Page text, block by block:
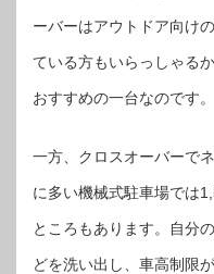
ーバーはアウトドア向け
ている方もいらっしゃる
おすすめの一台なのです。
一方、クロスオーバーで
に多い機械式駐車場では
ところもあります。自分
どを洗い出し、車高制限